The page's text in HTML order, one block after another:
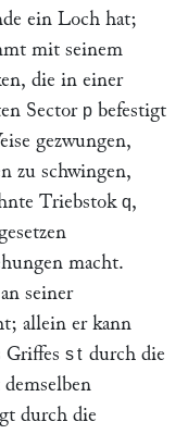
ein Loch hat;
mit seinem
die in einer
Sector p befestigt
gezwungen,
zu schwingen,
Triebstok q,
macht.
seiner
allein er kann
Griffes st durch die
durch die